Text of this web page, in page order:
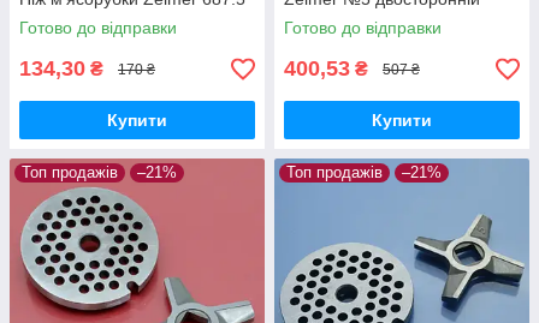
Готово до відправки
134,30 ₴ 170 ₴
Купити
Готово до відправки
400,53 ₴ 507 ₴
Купити
Топ продажів –21% Топ продажів –21%